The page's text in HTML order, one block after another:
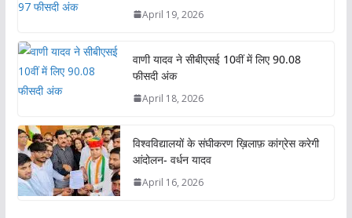
April 19, 2026
वाणी यादव ने सीबीएसई 10वीं में लिए 90.08
फीसदी अंक
April 18, 2026
विश्वविद्यालयों के संघीकरण ख़िलाफ़ कांग्रेस करेगी
आंदोलन- वर्धन यादव
April 16, 2026